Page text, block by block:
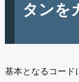
タンを
基本となるコード